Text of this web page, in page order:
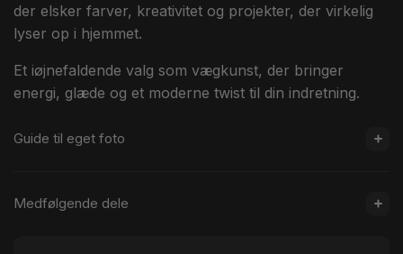
der elsker farver, kreativitet og projekter, der virkelig
lyser op i hjemmet.
Et iøjnefaldende valg som vægkunst, der bringer
energi, glæde og et moderne twist til din indretning.
Guide til eget foto
Medfølgende dele